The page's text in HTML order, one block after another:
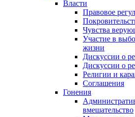
Власти
Правовое
Чувства
Участие в
жизни
Дискуссии о
Дискуссии о
Религии и
Соглашения
Гонения
вмешательство